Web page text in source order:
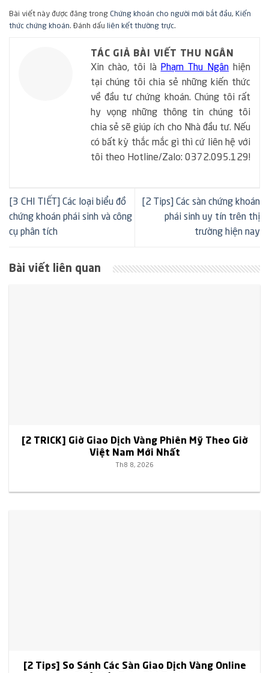
Bài viết này được đăng trong Chứng khoán cho người mới bắt đầu, Kiến
thức chứng khoán. Đánh dấu liên kết thường trực.
TÁC GIẢ BÀI VIẾT THU NGÂN
Xin chào, tôi là
Phạm Thu Ngân hiện
tại chúng tôi chia sẻ những kiến thức
về đầu tư chứng khoán. Chúng tôi rất
hy vọng những thông tin chúng tôi
chia sẻ sẽ giúp ích cho Nhà đầu tư. Nếu
có bất kỳ thắc mắc gì thì cứ liên hệ với
tôi theo Hotline/Zalo: 0372.095.129!
[3 CHI TIẾT] Các loại biểu đồ
chứng khoán phái sinh và công
cụ phân tích
[2 Tips] Các sàn chứng khoán
phái sinh uy tín trên thị
trường hiện nay
Bài viết liên quan
[2 TRICK] Giờ Giao Dịch Vàng Phiên Mỹ Theo Giờ
Việt Nam Mới Nhất
Th8 8, 2026
[2 Tips] So Sánh Các Sàn Giao Dịch Vàng Online